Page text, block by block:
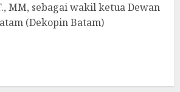
MM, sebagai wakil ketua Dewan
(Dekopin Batam)